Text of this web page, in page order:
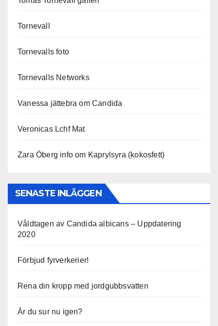
Tornevall
Tornevalls foto
Tornevalls Networks
Vanessa jättebra om Candida
Veronicas Lchf Mat
Zara Öberg info om Kaprylsyra (kokosfett)
SENASTE INLÄGGEN
Våldtagen av Candida albicans – Uppdatering
2020
Förbjud fyrverkerier!
Rena din kropp med jordgubbsvatten
Är du sur nu igen?